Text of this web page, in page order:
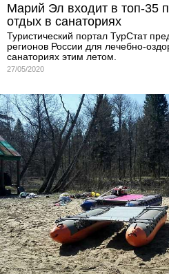
Марий Эл входит в топ-35
отдых в санаториях
Туристический портал ТурСтат
регионов России для лечебно-
санаториях этим летом.
27/05/2020